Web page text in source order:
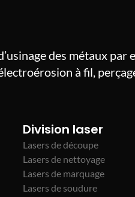
des métaux par
à fil,
Division laser
Lasers de découpe
Lasers de nettoyage
Lasers de marquage
Lasers de soudure